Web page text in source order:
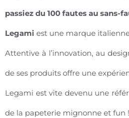
passiez du 100 fautes au sans-
Legami est une marque
Attentive à l’innovation, au
de ses produits offre une
Legami est vite devenu une
de la papeterie mignonne et fun !